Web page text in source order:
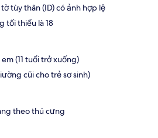
tùy thân (ID) có ảnh hợp lệ
tối thiểu là 18
(11 tuổi trở xuống)
cũi cho trẻ sơ sinh)
theo thú cưng